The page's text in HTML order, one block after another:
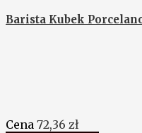
Barista Kubek
Cena 72,36 zł